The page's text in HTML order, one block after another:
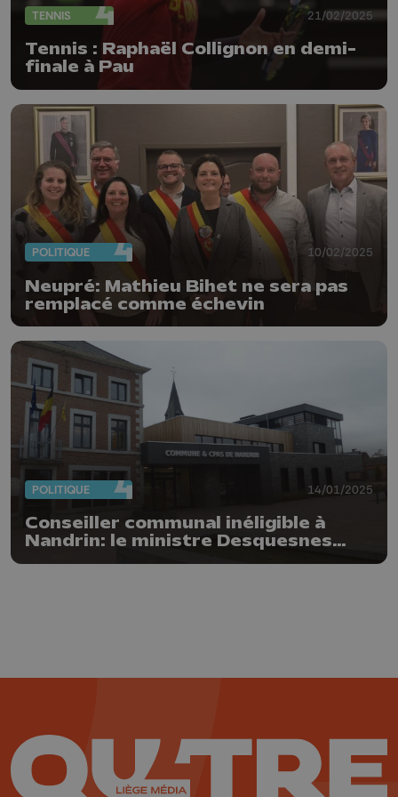
TENNIS 21/02/2025
Tennis : Raphaël Collignon en demi-
finale à Pau
POLITIQUE 10/02/2025
Neupré: Mathieu Bihet ne sera pas
remplacé comme échevin
POLITIQUE 14/01/2025
Conseiller communal inéligible à
Nandrin: le ministre Desquesnes